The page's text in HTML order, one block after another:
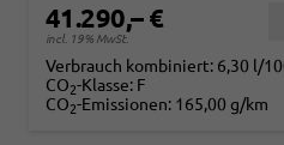
41.290,– €
incl. 19% MwSt.
Verbrauch kombiniert: 6,30 l/
CO2-Klasse: F
CO2-Emissionen: 165,00 g/km